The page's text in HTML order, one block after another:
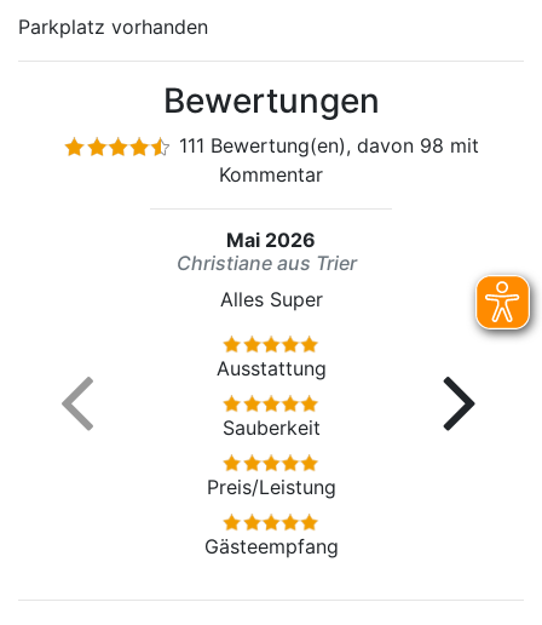
Parkplatz vorhanden
Bewertungen
111 Bewertung(en), davon 98 mit
Kommentar
Mai 2026
Christiane aus Trier
Alles Super
Ausstattung
Sauberkeit
Preis/Leistung
Gästeempfang